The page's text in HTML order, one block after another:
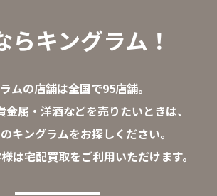
らキングラム！
ムの店舗は全国で95店舗。
金属・洋酒などを売りたいときは、
キングラムをお探しください。
は宅配買取をご利用いただけます。